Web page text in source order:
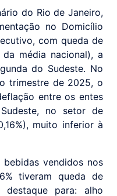
do Rio de Janeiro,
no Domicílio
com queda de
média nacional), a
do Sudeste. No
trimestre de 2025, o
entre os entes
no setor de
muito inferior à
vendidos nos
tiveram queda de
para: alho